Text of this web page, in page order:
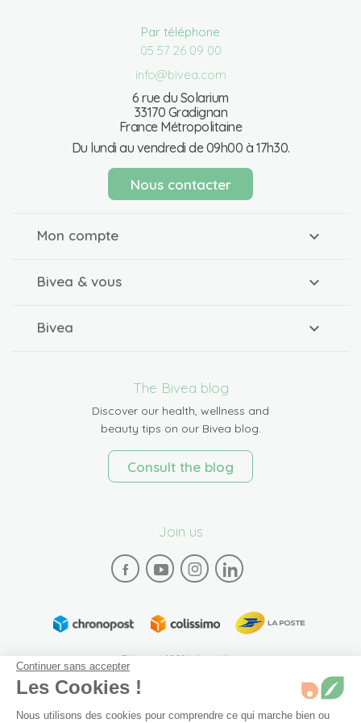
Par téléphone
05 57 26 09 00
info@bivea.com
6 rue du Solarium
33170 Gradignan
France Métropolitaine
Du lundi au vendredi de 09h00 à 17h30.
Nous contacter
Mon compte
Bivea & vous
Bivea
The Bivea blog
Discover our health, wellness and
beauty tips on our Bivea blog.
Consult the blog
Join us
Paiement 100% sécurisé
Continuer sans accepter
Les Cookies !
Nous utilisons des cookies pour comprendre ce qui marche bien ou